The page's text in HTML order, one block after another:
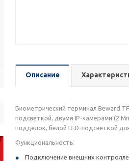
Описание
Биометрический терминал Beward
подсветкой, двумя IP-камерами (2
подделок, белой LED-подсветкой
Функциональность:
Подключение внешних